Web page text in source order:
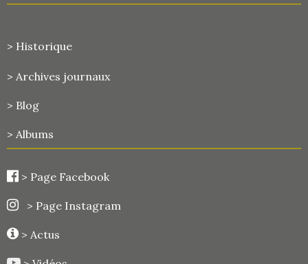
> Historique
> Archives journaux
> Blog
> Albums
> Page Facebook
> Page Instagram
> Actus